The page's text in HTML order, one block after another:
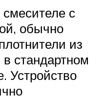
с
обычно
из
стандартном
Устройство